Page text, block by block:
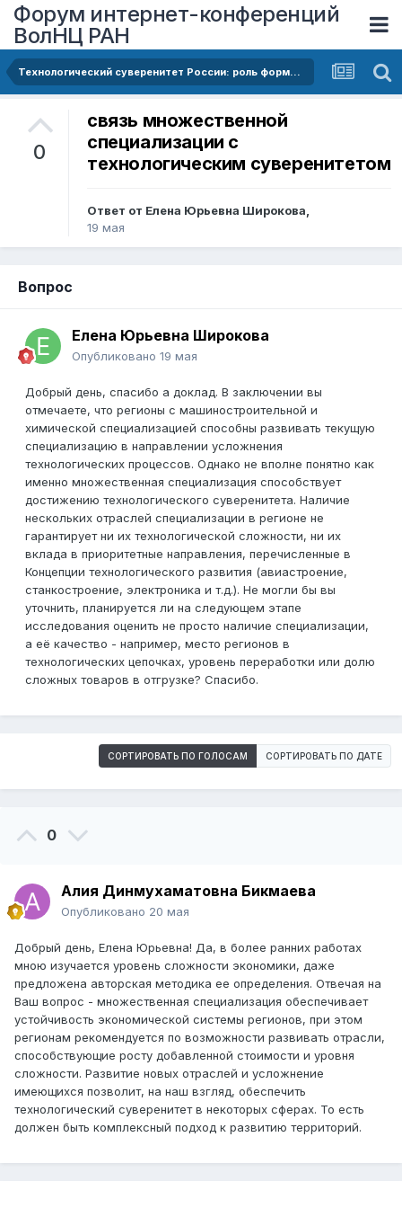
Форум интернет-конференций
ВолНЦ РАН
Технологический суверенитет России: роль формирования диверсифицированной специализации экономики и повышения ее сложности
0
связь множественной
специализации с
технологическим суверенитетом
Ответ от Елена Юрьевна Широкова,
19 мая
Вопрос
Елена Юрьевна Широкова
Опубликовано 19 мая
Добрый день, спасибо а доклад. В заключении вы
отмечаете, что регионы с машиностроительной и
химической специализацией способны развивать текущую
специализацию в направлении усложнения
технологических процессов. Однако не вполне понятно как
именно множественная специализация способствует
достижению технологического суверенитета. Наличие
нескольких отраслей специализации в регионе не
гарантирует ни их технологической сложности, ни их
вклада в приоритетные направления, перечисленные в
Концепции технологического развития (авиастроение,
станкостроение, электроника и т.д.). Не могли бы вы
уточнить, планируется ли на следующем этапе
исследования оценить не просто наличие специализации,
а её качество - например, место регионов в
технологических цепочках, уровень переработки или долю
сложных товаров в отгрузке? Спасибо.
СОРТИРОВАТЬ ПО ГОЛОСАМ СОРТИРОВАТЬ ПО ДАТЕ
0
Алия Динмухаматовна Бикмаева
Опубликовано 20 мая
Добрый день, Елена Юрьевна! Да, в более ранних работах
мною изучается уровень сложности экономики, даже
предложена авторская методика ее определения. Отвечая на
Ваш вопрос - множественная специализация обеспечивает
устойчивость экономической системы регионов, при этом
регионам рекомендуется по возможности развивать отрасли,
способствующие росту добавленной стоимости и уровня
сложности. Развитие новых отраслей и усложнение
имеющихся позволит, на наш взгляд, обеспечить
технологический суверенитет в некоторых сферах. То есть
должен быть комплексный подход к развитию территорий.